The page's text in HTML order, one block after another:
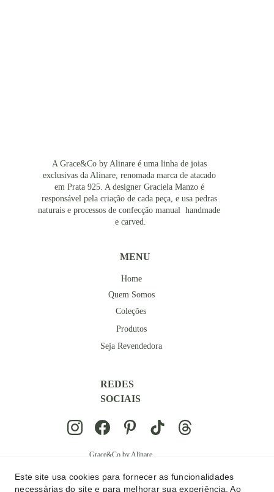
A Grace&Co by Alinare é uma linha de joias
exclusivas da Alinare, renomada marca de atacado
em Prata 925. A designer Graciela Manzo é
responsável pela criação de cada peça, e usa pedras
naturais e processos de confecção manual  handmade
e carved.
Home
Quem Somos
Coleções
Seja Revendedora
MENU
REDES
SOCIAIS
Grace&Co by Alinare
Produtos
Rua Frei Caneca, 558, 23º andar
Este site usa cookies para fornecer as funcionalidades
necessárias do site e para melhorar sua experiência. Ao